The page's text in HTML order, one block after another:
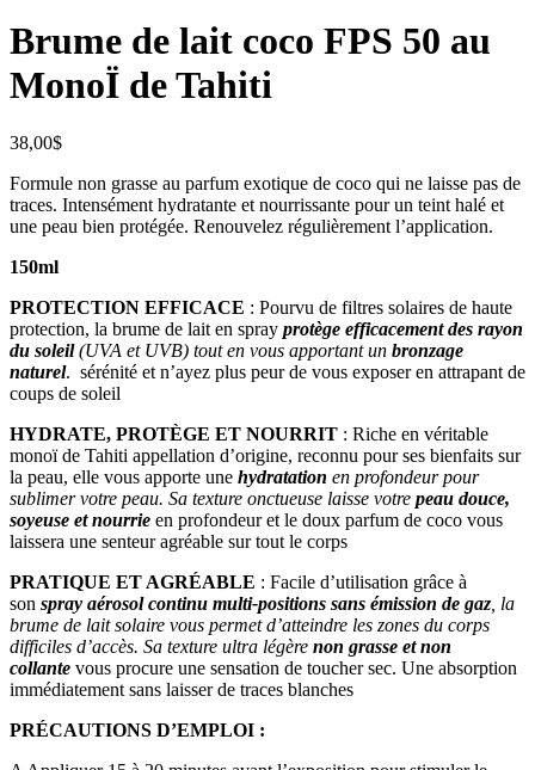
Brume de lait coco FPS 50 au
MonoÏ de Tahiti
38,00$
Formule non grasse au parfum exotique de coco qui ne laisse pas de
traces. Intensément hydratante et nourrissante pour un teint halé et
une peau bien protégée. Renouvelez régulièrement l’application.
150ml
PROTECTION EFFICACE : Pourvu de filtres solaires de haute
protection, la brume de lait en spray protège efficacement des rayon
du soleil(UVA et UVB) tout en vous apportant un bronzage
naturel. sérénité et n’ayez plus peur de vous exposer en attrapant de
coups de soleil
HYDRATE, PROTÈGE ET NOURRIT : Riche en véritable
monoï de Tahiti appellation d’origine, reconnu pour ses bienfaits sur
la peau, elle vous apporte une hydratation en profondeur pour
sublimer votre peau. Sa texture onctueuse laisse votre peau douce,
soyeuse et nourrie en profondeur et le doux parfum de coco vous
laissera une senteur agréable sur tout le corps
PRATIQUE ET AGRÉABLE : Facile d’utilisation grâce à
son spray aérosol continu multi-positions sans émission de gaz , la
brume de lait solaire vous permet d’atteindre les zones du corps
difficiles d’accès. Sa texture ultra légère non grasse et non
collante vous procure une sensation de toucher sec. Une absorption
immédiatement sans laisser de traces blanches
PRÉCAUTIONS D’EMPLOI :